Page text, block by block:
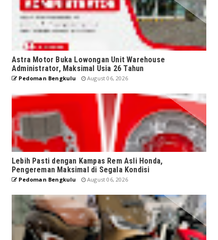
Astra Motor Buka Lowongan Unit Warehouse
Administrator, Maksimal Usia 26 Tahun
Pedoman Bengkulu August 06, 2026
Lebih Pasti dengan Kampas Rem Asli Honda,
Pengereman Maksimal di Segala Kondisi
Pedoman Bengkulu August 06, 2026